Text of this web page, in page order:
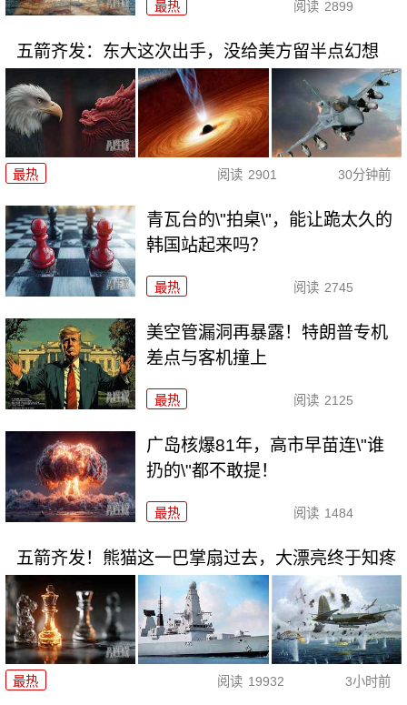
最热 阅读 2899
五箭齐发：东大这次出手，没给美方留半点幻想
最热 阅读 2901 30分钟前
青瓦台的\"拍桌\"，能让跪太久的
韩国站起来吗？
最热 阅读 2745
美空管漏洞再暴露！特朗普专机
差点与客机撞上
最热 阅读 2125
广岛核爆81年，高市早苗连\"谁
扔的\"都不敢提！
最热 阅读 1484
五箭齐发！熊猫这一巴掌扇过去，大漂亮终于知疼
最热 阅读 19932 3小时前